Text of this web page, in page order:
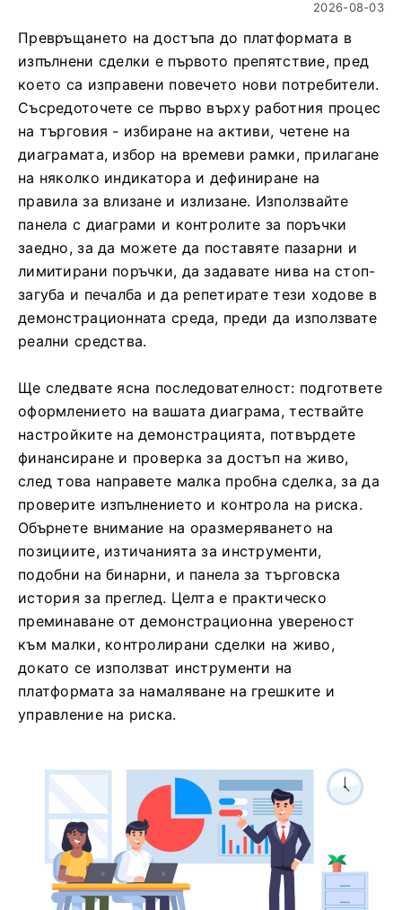
2026-08-03
Превръщането на достъпа до платформата в
изпълнени сделки е първото препятствие, пред
което са изправени повечето нови потребители.
Съсредоточете се първо върху работния процес
на търговия - избиране на активи, четене на
диаграмата, избор на времеви рамки, прилагане
на няколко индикатора и дефиниране на
правила за влизане и излизане. Използвайте
панела с диаграми и контролите за поръчки
заедно, за да можете да поставяте пазарни и
лимитирани поръчки, да задавате нива на стоп-
загуба и печалба и да репетирате тези ходове в
демонстрационната среда, преди да използвате
реални средства.
Ще следвате ясна последователност: подгответе
оформлението на вашата диаграма, тествайте
настройките на демонстрацията, потвърдете
финансиране и проверка за достъп на живо,
след това направете малка пробна сделка, за да
проверите изпълнението и контрола на риска.
Обърнете внимание на оразмеряването на
позициите, изтичанията за инструменти,
подобни на бинарни, и панела за търговска
история за преглед. Целта е практическо
преминаване от демонстрационна увереност
към малки, контролирани сделки на живо,
докато се използват инструменти на
платформата за намаляване на грешките и
управление на риска.